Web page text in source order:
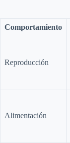
Comportamiento
Reproducción
Alimentación